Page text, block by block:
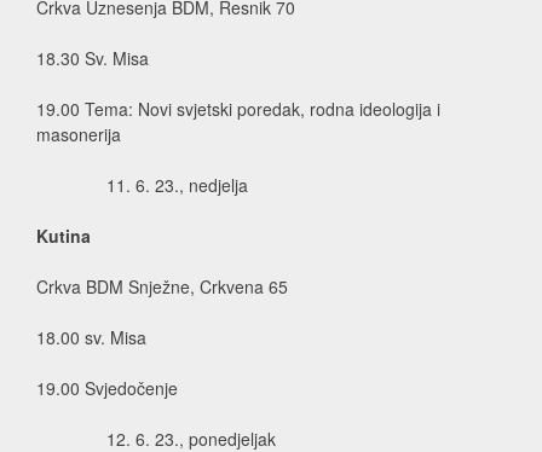
Crkva Uznesenja BDM, Resnik 70
18.30 Sv. Misa
19.00 Tema: Novi svjetski poredak, rodna ideologija i
masonerija
6. 23., nedjelja
Kutina
Crkva BDM Snježne, Crkvena 65
18.00 sv. Misa
19.00 Svjedočenje
6. 23., ponedjeljak